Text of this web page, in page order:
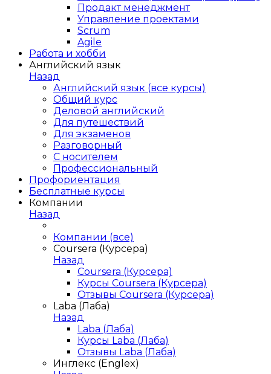
Продакт менеджмент
Управление проектами
Scrum
Agile
Работа и хобби
Английский язык
Назад
Английский язык (все курсы)
Общий курс
Деловой английский
Для путешествий
Для экзаменов
Разговорный
С носителем
Профессиональный
Профориентация
Бесплатные курсы
Компании
Назад
Компании (все)
Coursera (Курсера)
Назад
Coursera (Курсера)
Курсы Coursera (Курсера)
Отзывы Coursera (Курсера)
Laba (Лаба)
Назад
Laba (Лаба)
Курсы Laba (Лаба)
Отзывы Laba (Лаба)
Инглекс (Englex)